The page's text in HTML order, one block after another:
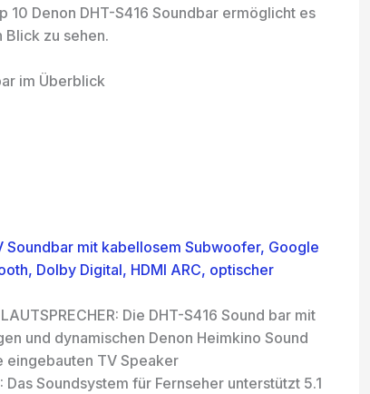
Denon DHT-S416 Soundbar ermöglicht es
Blick zu sehen.
im Überblick
Soundbar mit kabellosem Subwoofer, Google
Dolby Digital, HDMI ARC, optischer
Die DHT-S416 Sound bar mit
und dynamischen Denon Heimkino Sound
eingebauten TV Speaker
Das Soundsystem für Fernseher unterstützt 5.1